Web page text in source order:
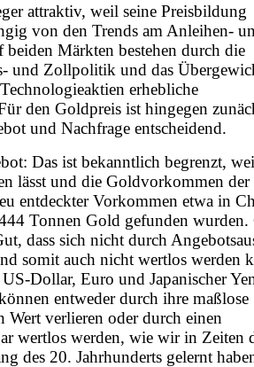
attraktiv, weil seine Preisbildung
von den Trends am Anleihen-
Märkten bestehen durch die
und Zollpolitik und das
erhebliche
den Goldpreis ist hingegen
und Nachfrage entscheidend.
Das ist bekanntlich begrenzt,
lässt und die Goldvorkommen der
entdeckter Vorkommen etwa in
Tonnen Gold gefunden
dass sich nicht durch
somit auch nicht wertlos werden
Dollar, Euro und Japanischer
entweder durch ihre maßlose
Wert verlieren oder durch einen
wertlos werden, wie wir in Zeiten
des 20. Jahrhunderts gelernt